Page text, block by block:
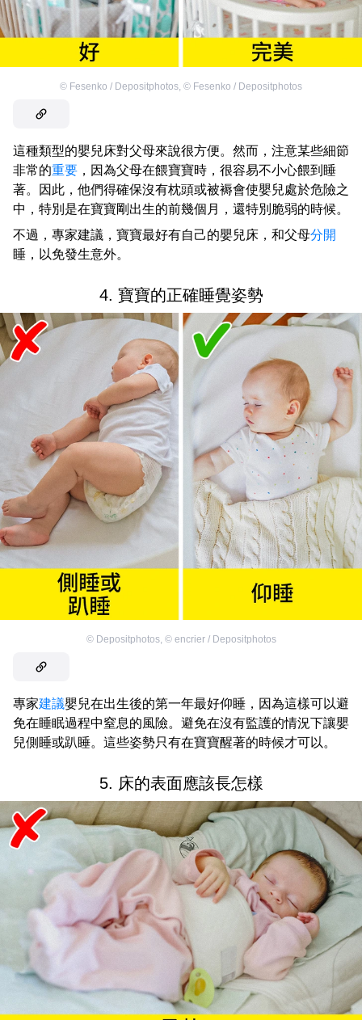
© Fesenko / Depositphotos, © Fesenko / Depositphotos
這種類型的嬰兒床對父母來說很方便。然而，注意某些細節
非常的重要 ，因為父母在餵寶寶時，很容易不小心餵到睡
著。因此，他們得確保沒有枕頭或被褥會使嬰兒處於危險之
中，特別是在寶寶剛出生的前幾個月，還特別脆弱的時候。
不過，專家建議，寶寶最好有自己的嬰兒床，和父母分開
睡，以免發生意外。
4. 寶寶的正確睡覺姿勢
© Depositphotos, © encrier / Depositphotos
專家建議嬰兒在出生後的第一年最好仰睡，因為這樣可以避
免在睡眠過程中窒息的風險。避免在沒有監護的情況下讓嬰
兒側睡或趴睡。這些姿勢只有在寶寶醒著的時候才可以。
5. 床的表面應該長怎樣